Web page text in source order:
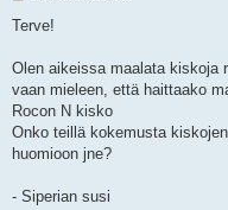
e
i
Terve!
Olen aikeissa maalata kiskoja
vaan mieleen, että haittaako
Rocon N kisko
Onko teillä kokemusta
huomioon jne?
- Siperian susi